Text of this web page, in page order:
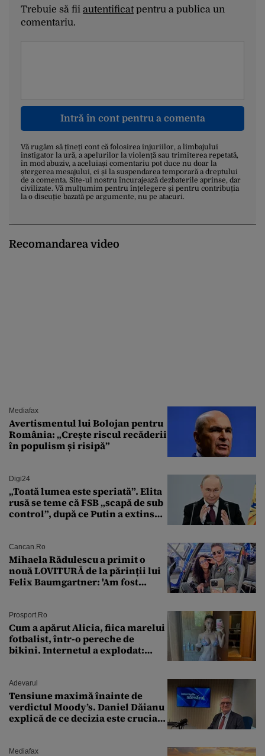
Trebuie să fii autentificatpentru a publica un
comentariu.
Intră în cont pentru a comenta
Vă rugăm să țineți cont că folosirea injuriilor, a limbajului
instigator la ură, a apelurilor la violență sau trimiterea repetată,
în mod abuziv, a aceluiași comentariu pot duce nu doar la
ștergerea mesajului, ci și la suspendarea temporară a dreptului
de a comenta. Site-ul nostru încurajează dezbaterile aprinse, dar
civilizate. Vă mulțumim pentru înțelegere și pentru contribuția
la o discuție bazată pe argumente, nu pe atacuri.
Recomandarea video
Mediafax
Avertismentul lui Bolojan pentru
România: „Crește riscul recăderii
în populism și risipă”
Digi24
„Toată lumea este speriată”. Elita
rusă se teme că FSB „scapă de sub
control”, după ce Putin a extins
Cancan.ro
Mihaela Rădulescu a primit o
nouă LOVITURĂ de la părinții lui
Felix Baumgartner: 'Am fost
Prosport.ro
Cum a apărut Alicia, fiica marelui
fotbalist, într-o pereche de
bikini. Internetul a explodat:
Adevarul
Tensiune maximă înainte de
verdictul Moody’s. Daniel Dăianu
explică de ce decizia este crucială
Mediafax